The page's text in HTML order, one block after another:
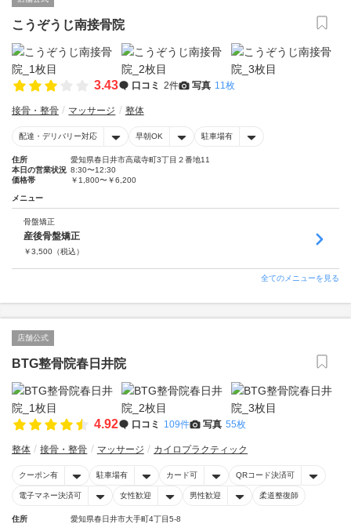
こうぞうじ南接骨院
3.43 口コミ 2件 写真 11枚
接骨・整骨 マッサージ 整体
配達・デリバリー対応 早朝OK 駐車場有
住所
愛知県春日井市高蔵寺町3丁目２番地11
本日の営業状況 8:30〜12:30
価格帯
￥1,800〜￥6,200
メニュー
骨盤矯正
産後骨盤矯正
￥3,500 （税込）
全てのメニューを見る
店舗公式
BTG整骨院春日井院
4.92 口コミ 109件 写真 55枚
整体 接骨・整骨 マッサージ カイロプラクティック
クーポン有 駐車場有 カード可 QRコード決済可
電子マネー決済可 女性歓迎 男性歓迎 柔道整復師
住所
愛知県春日井市大手町4丁目5-8